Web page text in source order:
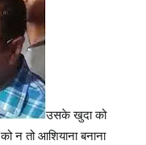
उसके खुदा को
न तो आशियाना बनाना